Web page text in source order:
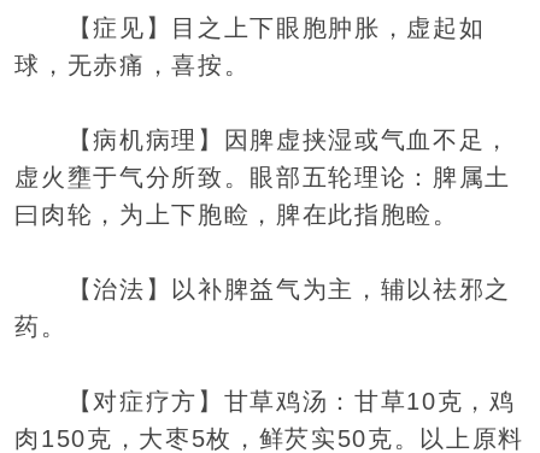
【症见】目之上下眼胞肿胀，虚起如
球，无赤痛，喜按。
【病机病理】因脾虚挟湿或气血不足，
虚火壅于气分所致。眼部五轮理论：脾属土
曰肉轮，为上下胞睑，脾在此指胞睑。
【治法】以补脾益气为主，辅以祛邪之
药。
【对症疗方】甘草鸡汤：甘草10克，鸡
肉150克，大枣5枚，鲜芡实50克。以上原料